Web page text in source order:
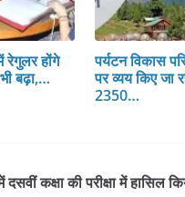
रेगुलर होंगे
बढ़ा,…
पर्यटन विकास
पर व्यय किए जा
2350…
कक्षा की परीक्षा में हासिल